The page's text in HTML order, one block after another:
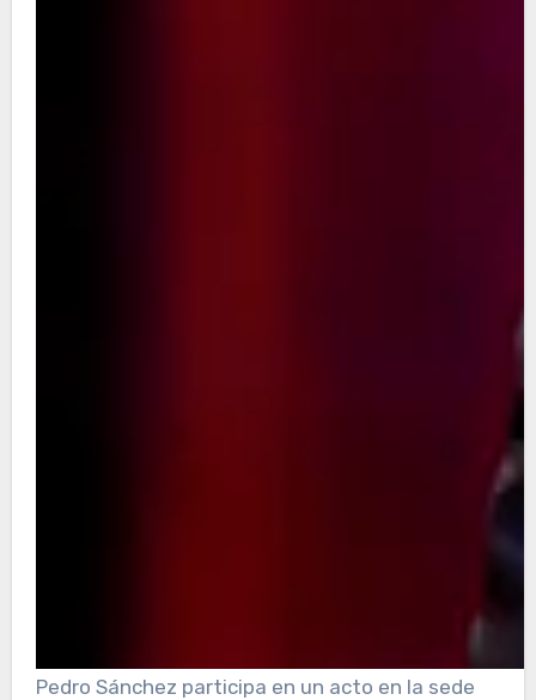
Pedro Sánchez participa en un acto en la sede